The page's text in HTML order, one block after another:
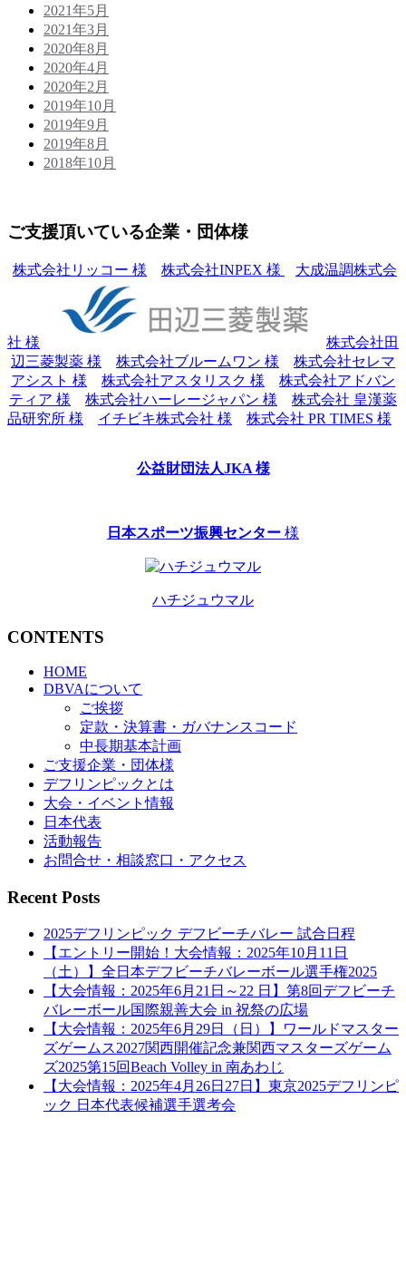
2021年5月
2021年3月
2020年8月
2020年4月
2020年2月
2019年10月
2019年9月
2019年8月
2018年10月
ご支援頂いている企業・団体様
株式会社リッコー 様 株式会社INPEX 様 大成温調株式会
社 様
株式会社田
辺三菱製薬 様
株式会社ブルームワン 様
株式会社セレマ
アシスト 様
株式会社アスタリスク 様
株式会社アドバン
ティア 様
株式会社ハーレージャパン 様
株式会社 皇漢薬
品研究所 様
イチビキ株式会社 様 株式会社 PR TIMES 様
公益財団法人JKA 様
日本スポーツ振興センター 様
ハチジュウマル
CONTENTS
HOME
DBVAについて
ご挨拶
定款・決算書・ガバナンスコード
中長期基本計画
ご支援企業・団体様
デフリンピックとは
大会・イベント情報
日本代表
活動報告
お問合せ・相談窓口・アクセス
Recent Posts
2025デフリンピック デフビーチバレー 試合日程
【エントリー開始！大会情報：2025年10月11日
（土）】全日本デフビーチバレーボール選手権2025
【大会情報：2025年6月21日～22 日】第8回デフビーチ
バレーボール国際親善大会 in 祝祭の広場
【大会情報：2025年6月29日（日）】ワールドマスター
ズゲームス2027関西開催記念兼関西マスターズゲーム
ズ2025第15回Beach Volley in 南あわじ
【大会情報：2025年4月26日27日】東京2025デフリンピ
ック 日本代表候補選手選考会